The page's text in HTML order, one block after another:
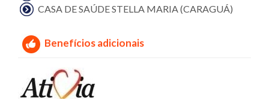
CASA DE SAÚDE STELLA MARIA (CARAGUÁ)
Benefícios adicionais